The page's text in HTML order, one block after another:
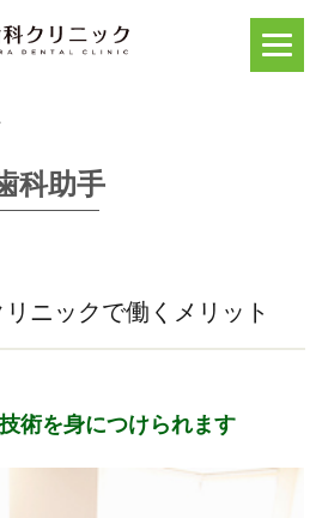
科助手
ニックで働くメリット
術を身につけられます